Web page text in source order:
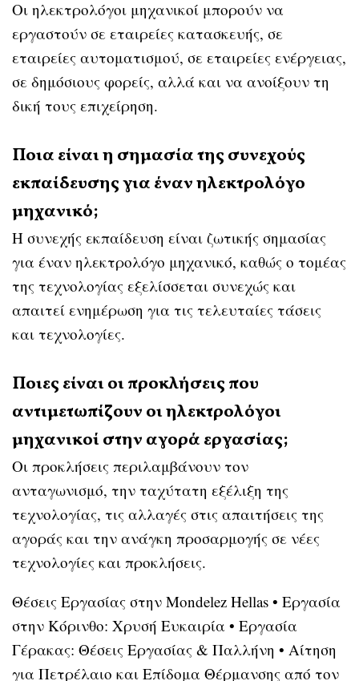
Οι ηλεκτρολόγοι μηχανικοί μπορούν να
εργαστούν σε εταιρείες κατασκευής, σε
εταιρείες αυτοματισμού, σε εταιρείες ενέργειας,
σε δημόσιους φορείς, αλλά και να ανοίξουν τη
δική τους επιχείρηση.
Ποια είναι η σημασία της συνεχούς
εκπαίδευσης για έναν ηλεκτρολόγο
μηχανικό;
Η συνεχής εκπαίδευση είναι ζωτικής σημασίας
για έναν ηλεκτρολόγο μηχανικό, καθώς ο τομέας
της τεχνολογίας εξελίσσεται συνεχώς και
απαιτεί ενημέρωση για τις τελευταίες τάσεις
και τεχνολογίες.
Ποιες είναι οι προκλήσεις που
αντιμετωπίζουν οι ηλεκτρολόγοι
μηχανικοί στην αγορά εργασίας;
Οι προκλήσεις περιλαμβάνουν τον
ανταγωνισμό, την ταχύτατη εξέλιξη της
τεχνολογίας, τις αλλαγές στις απαιτήσεις της
αγοράς και την ανάγκη προσαρμογής σε νέες
τεχνολογίες και προκλήσεις.
Θέσεις Εργασίας στην Mondelez Hellas • Εργασία
στην Κόρινθο: Χρυσή Ευκαιρία • Εργασία
Γέρακας: Θέσεις Εργασίας & Παλλήνη • Αίτηση
για Πετρέλαιο και Επίδομα Θέρμανσης από τον